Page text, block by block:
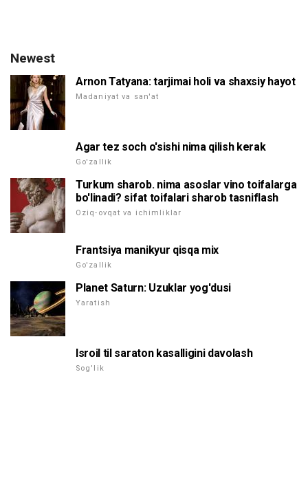
Newest
Arnon Tatyana: tarjimai holi va shaxsiy hayot
Madaniyat va san'at
Agar tez soch o'sishi nima qilish kerak
Go'zallik
Turkum sharob. nima asoslar vino toifalarga
bo'linadi? sifat toifalari sharob tasniflash
Oziq-ovqat va ichimliklar
Frantsiya manikyur qisqa mix
Go'zallik
Planet Saturn: Uzuklar yog'dusi
Yaratish
Isroil til saraton kasalligini davolash
Sog'lik